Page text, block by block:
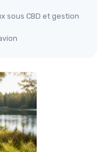
sous CBD et gestion